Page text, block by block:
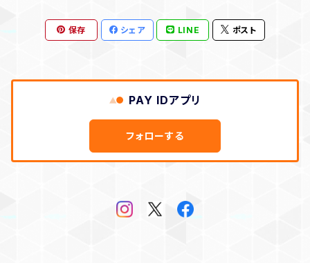
作品のみ 保存 シェア LINE ポスト
PAY IDアプリ
フォローする